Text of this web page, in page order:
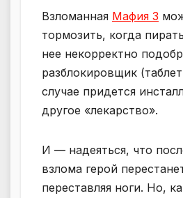
Взломанная Мафия 3
тормозить, когда
нее некорректно
разблокировщик
случае придется
другое «лекарство».
И — надеяться, что
взлома герой
переставляя ноги. Но,